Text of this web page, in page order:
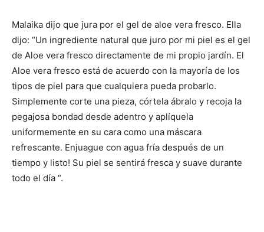
Malaika dijo que jura por el gel de aloe vera fresco. Ella
dijo: “Un ingrediente natural que juro por mi piel es el gel
de Aloe vera fresco directamente de mi propio jardín. El
Aloe vera fresco está de acuerdo con la mayoría de los
tipos de piel para que cualquiera pueda probarlo.
Simplemente corte una pieza, córtela ábralo y recoja la
pegajosa bondad desde adentro y aplíquela
uniformemente en su cara como una máscara
refrescante. Enjuague con agua fría después de un
tiempo y listo! Su piel se sentirá fresca y suave durante
todo el día “.